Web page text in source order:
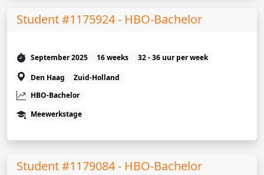
Student #1175924 - HBO-Bachelor
September 2025 16 weeks
32 - 36 uur per week
Den Haag
Zuid-Holland
HBO-Bachelor
Meewerkstage
Student #1179084 - HBO-Bachelor